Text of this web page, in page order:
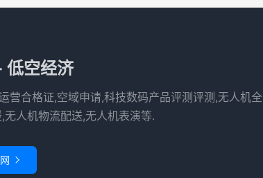
空经济
营合格证,空域申请,科技数码产品评测评测,无人机全
人机物流配送,无人机表演等.
